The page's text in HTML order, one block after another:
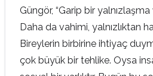
Güngör, “Garip bir
Daha da vahimi, yalnızlıktan
Bireylerin birbirine ihtiyaç
çok büyük bir tehlike. Oysa